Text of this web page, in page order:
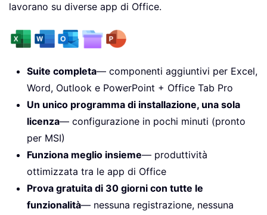
lavorano su diverse app di Office.
Suite completa— componenti aggiuntivi per Excel,
Word, Outlook e PowerPoint + Office Tab Pro
Un unico programma di installazione, una sola
licenza— configurazione in pochi minuti (pronto
per MSI)
Funziona meglio insieme— produttività
ottimizzata tra le app di Office
Prova gratuita di 30 giorni con tutte le
funzionalità— nessuna registrazione, nessuna